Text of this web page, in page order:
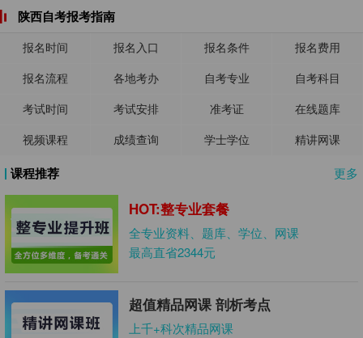
陕西自考报考指南
报名时间 报名入口 报名条件
报名费用
报名流程
各地考办 自考专业
自考科目
考试时间
考试安排 准考证
在线题库
视频课程
成绩查询 学士学位 精讲网课
更多
课程推荐
HOT:整专业套餐
全专业资料、题库、学位、网课
最高直省2344元
超值精品网课 剖析考点
上千+科次精品网课